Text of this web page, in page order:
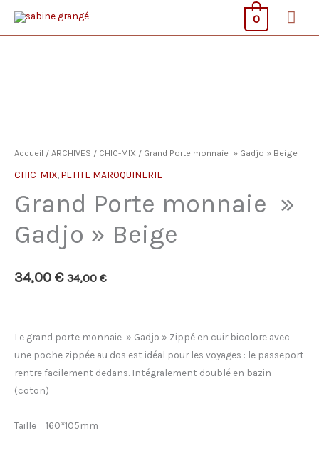
0
Accueil / ARCHIVES / CHIC-MIX / Grand Porte monnaie » Gadjo » Beige
CHIC-MIX PETITE MAROQUINERIE
Grand Porte monnaie »
Gadjo » Beige
34,00 € 34,00 €
Le grand porte monnaie » Gadjo » Zippé en cuir bicolore avec
une poche zippée au dos est idéal pour les voyages : le passeport
rentre facilement dedans. Intégralement doublé en bazin
(coton)
Taille = 160*105mm